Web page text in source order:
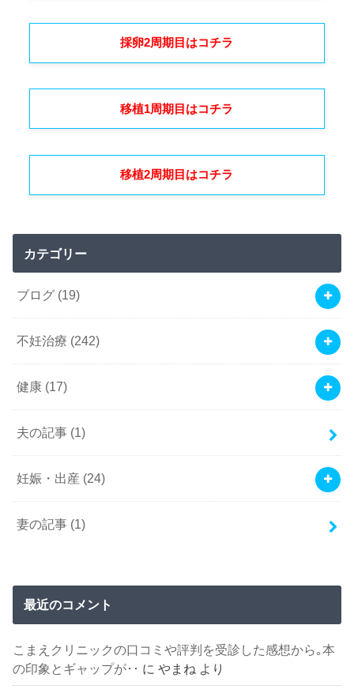
採卵2周期目はコチラ
移植1周期目はコチラ
移植2周期目はコチラ
カテゴリー
ブログ (19)
不妊治療 (242)
健康 (17)
夫の記事 (1)
妊娠・出産 (24)
妻の記事 (1)
最近のコメント
こまえクリニックの口コミや評判を受診した感想から｡本
の印象とギャップが･･ にやまね より